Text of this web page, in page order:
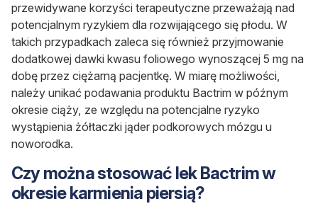
przewidywane korzyści terapeutyczne przeważają nad
potencjalnym ryzykiem dla rozwijającego się płodu. W
takich przypadkach zaleca się również przyjmowanie
dodatkowej dawki kwasu foliowego wynoszącej 5 mg na
dobę przez ciężarną pacjentkę. W miarę możliwości,
należy unikać podawania produktu Bactrim w późnym
okresie ciąży, ze względu na potencjalne ryzyko
wystąpienia żółtaczki jąder podkorowych mózgu u
noworodka.
Czy można stosować lek Bactrim w
okresie karmienia piersią?